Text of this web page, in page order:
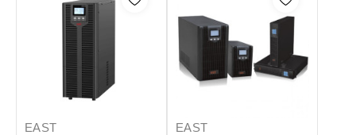
EAST
EAST